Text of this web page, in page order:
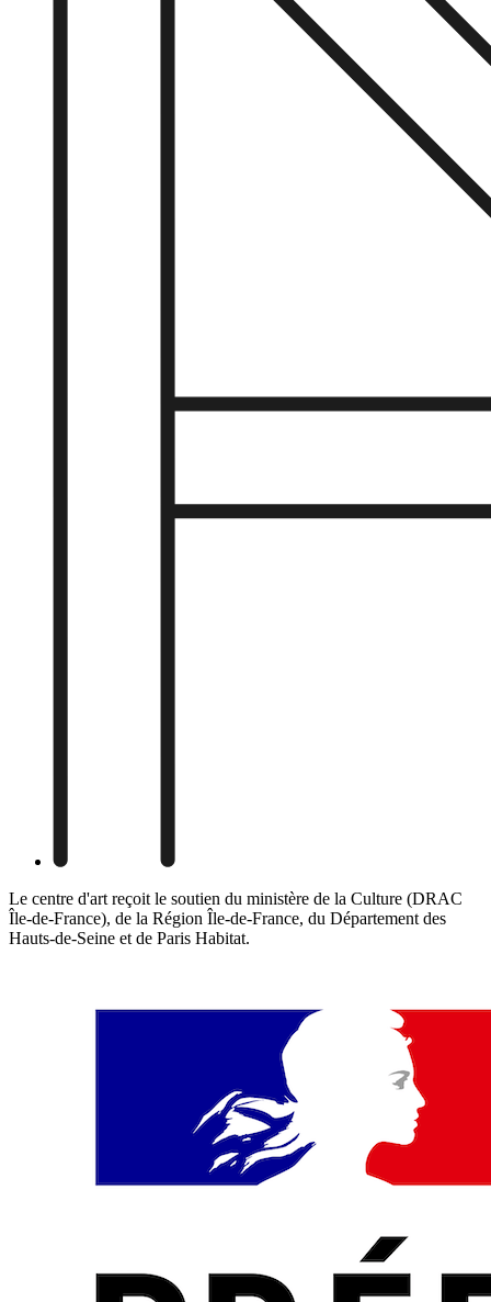
Le centre d'art reçoit le soutien du ministère de la Culture (DRAC
Île-de-France), de la Région Île-de-France, du Département des
Hauts-de-Seine et de Paris Habitat.